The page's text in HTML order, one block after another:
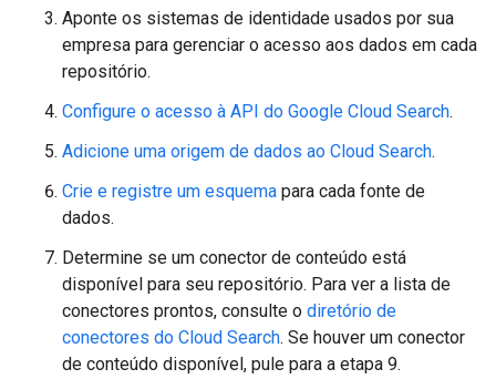
Aponte os sistemas de identidade usados por sua
empresa para gerenciar o acesso aos dados em cada
repositório.
Configure o acesso à API do Google Cloud Search.
Adicione uma origem de dados ao Cloud Search.
Crie e registre um esquema para cada fonte de
dados.
Determine se um conector de conteúdo está
disponível para seu repositório. Para ver a lista de
conectores prontos, consulte o diretório de
conectores do Cloud Search. Se houver um conector
de conteúdo disponível, pule para a etapa 9.